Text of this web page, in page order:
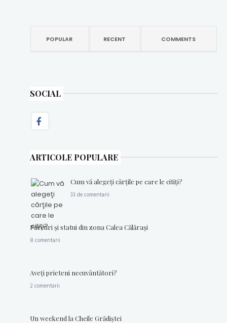
POPULAR RECENT COMMENTS
SOCIAL
ARTICOLE POPULARE
Cum vă alegeţi cărţile pe care le citiţi?
33 de comentarii
Parcuri şi statui din zona Calea Călăraşi
8 comentarii
Aveţi prieteni necuvântători?
2 comentarii
Un weekend la Cheile Grădiştei